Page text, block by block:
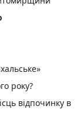
року?
відпочинку в